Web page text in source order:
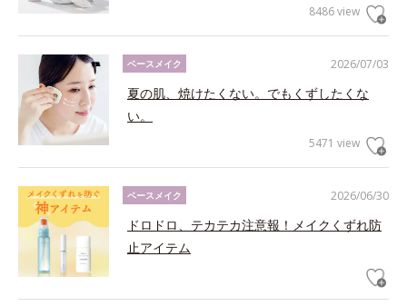
8486 view
2026/07/03
ベースメイク
夏の肌、焼けたくない。でもくずしたくな
い。
5471 view
2026/06/30
ベースメイク
ドロドロ、テカテカ注意報！メイクくずれ防
止アイテム